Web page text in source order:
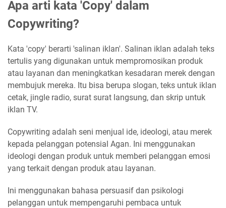
Apa arti kata 'Copy' dalam
Copywriting?
Kata 'copy' berarti 'salinan iklan'. Salinan iklan adalah teks
tertulis yang digunakan untuk mempromosikan produk
atau layanan dan meningkatkan kesadaran merek dengan
membujuk mereka. Itu bisa berupa slogan, teks untuk iklan
cetak, jingle radio, surat surat langsung, dan skrip untuk
iklan TV.
Copywriting adalah seni menjual ide, ideologi, atau merek
kepada pelanggan potensial Agan. Ini menggunakan
ideologi dengan produk untuk memberi pelanggan emosi
yang terkait dengan produk atau layanan.
Ini menggunakan bahasa persuasif dan psikologi
pelanggan untuk mempengaruhi pembaca untuk